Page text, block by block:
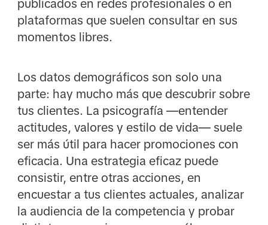
publicados en redes profesionales o en
plataformas que suelen consultar en sus
momentos libres.
Los datos demográficos son solo una
parte: hay mucho más que descubrir sobre
tus clientes. La psicografía ―entender
actitudes, valores y estilo de vida― suele
ser más útil para hacer promociones con
eficacia. Una estrategia eficaz puede
consistir, entre otras acciones, en
encuestar a tus clientes actuales, analizar
la audiencia de la competencia y probar